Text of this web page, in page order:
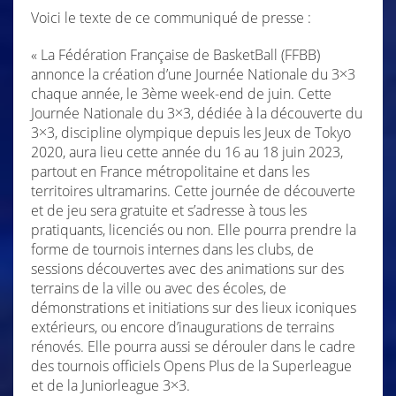
Voici le texte de ce communiqué de presse :
« La Fédération Française de BasketBall (FFBB)
annonce la création d’une Journée Nationale du 3×3
chaque année, le 3ème week-end de juin. Cette
Journée Nationale du 3×3, dédiée à la découverte du
3×3, discipline olympique depuis les Jeux de Tokyo
2020, aura lieu cette année du 16 au 18 juin 2023,
partout en France métropolitaine et dans les
territoires ultramarins. Cette journée de découverte
et de jeu sera gratuite et s’adresse à tous les
pratiquants, licenciés ou non. Elle pourra prendre la
forme de tournois internes dans les clubs, de
sessions découvertes avec des animations sur des
terrains de la ville ou avec des écoles, de
démonstrations et initiations sur des lieux iconiques
extérieurs, ou encore d’inaugurations de terrains
rénovés. Elle pourra aussi se dérouler dans le cadre
des tournois officiels Opens Plus de la Superleague
et de la Juniorleague 3×3.